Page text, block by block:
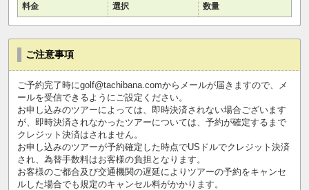
料金 選択 数量
ご注意事項
ご予約完了時にgolf@tachibana.comからメールが届きますので、メ
ールを受信できるようにご設定ください。
お申し込みのツアーによっては、即時決済されない場合ございます
が、即時決済されなかったツアーについては、予約が確定するまで
クレジット決済はされません。
お申し込みのツアーが予約確定した時点でUSドルでクレジット決済
され、為替手数料はお客様の負担となります。
お客様のご都合及び交通機関の遅延によりツアーの予約をキャンセ
ルした場合でも規定のキャンセル料がかかります。